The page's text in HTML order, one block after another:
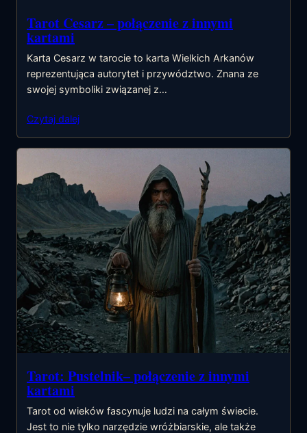
Tarot Cesarz – połączenie z innymi
kartami
Karta Cesarz w tarocie to karta Wielkich Arkanów
reprezentująca autorytet i przywództwo. Znana ze
swojej symboliki związanej z…
Czytaj dalej
Tarot: Pustelnik– połączenie z innymi
kartami
Tarot od wieków fascynuje ludzi na całym świecie.
Jest to nie tylko narzędzie wróżbiarskie, ale także